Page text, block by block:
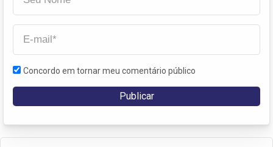
Concordo em tornar meu comentário público